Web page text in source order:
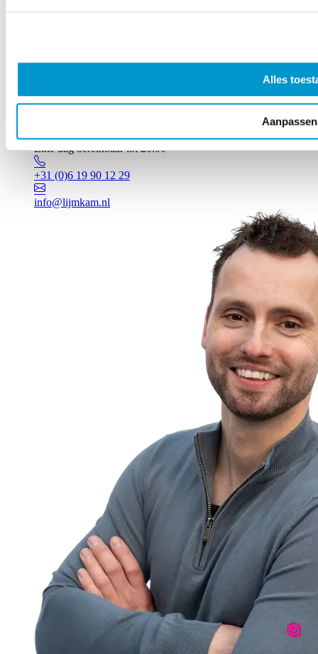
Alles
Aanpassen
Elke dag bereikbaar tot 20:00
+31 (0)6 19 90 12 29
info@lijmkam.nl